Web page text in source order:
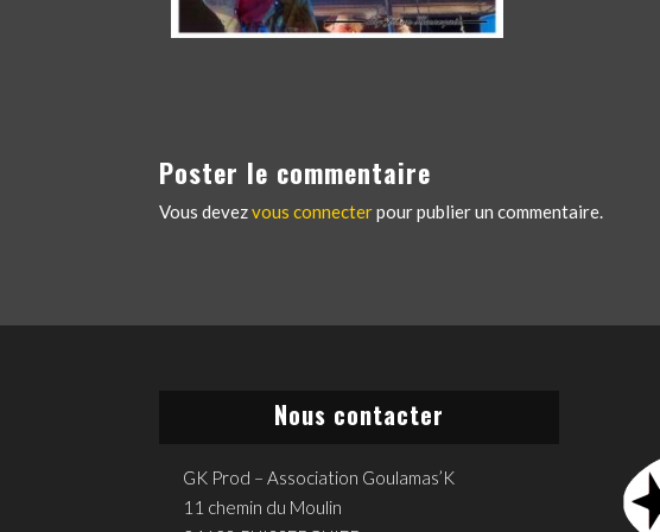
Poster le commentaire
Vous devezvous connecterpour publier un commentaire.
Nous contacter
GK Prod – Association Goulamas’K
11 chemin du Moulin